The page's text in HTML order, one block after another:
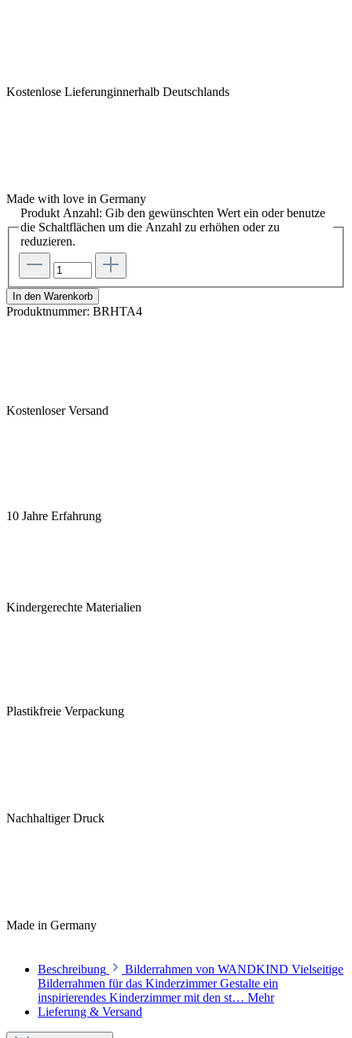
Kostenlose Lieferunginnerhalb Deutschlands
Made with love in Germany
Produkt Anzahl: Gib den gewünschten Wert ein oder benutze
die Schaltflächen um die Anzahl zu erhöhen oder zu
reduzieren.
In den Warenkorb
Produktnummer: BRHTA4
Kostenloser Versand
10 Jahre Erfahrung
Kindergerechte Materialien
Plastikfreie Verpackung
Nachhaltiger Druck
Made in Germany
Beschreibung
Bilderrahmen von WANDKIND Vielseitige
Bilderrahmen für das Kinderzimmer Gestalte ein
inspirierendes Kinderzimmer mit den st… Mehr
Lieferung & Versand